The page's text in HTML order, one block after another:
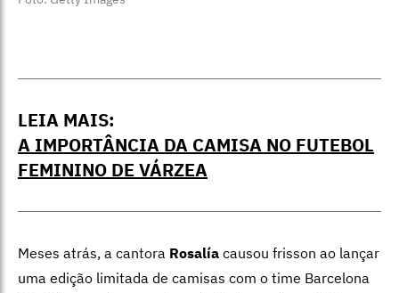
LEIA MAIS:
A IMPORTÂNCIA DA CAMISA NO FUTEBOL
FEMININO DE VÁRZEA
Meses atrás, a cantora Rosalía causou frisson ao lançar
uma edição limitada de camisas com o time Barcelona